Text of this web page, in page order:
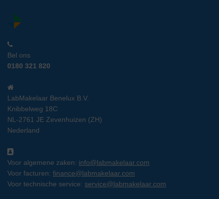
Bel ons
0180 321 820
LabMakelaar Benelux B.V.
Knibbelweg 18C
NL-2761 JE Zevenhuizen (ZH)
Nederland
Voor algemene zaken: info@labmakelaar.com
Voor facturen: finance@labmakelaar.com
Voor technische service: service@labmakelaar.com